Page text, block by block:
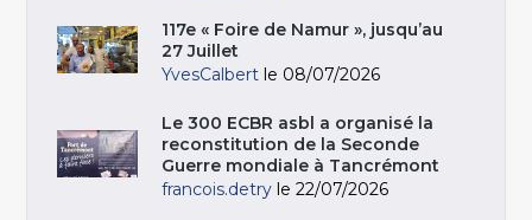
117e « Foire de Namur », jusqu’au
27 Juillet
YvesCalbert le 08/07/2026
Le 300 ECBR asbl a organisé la
reconstitution de la Seconde
Guerre mondiale à Tancrémont
francois.detry le 22/07/2026